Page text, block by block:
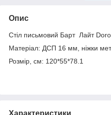
Опис
Стіл письмовий Барт Лайт
Матеріал: ДСП 16 мм, ніжки
Розмір, см: 120*55*78.1
Характеристики